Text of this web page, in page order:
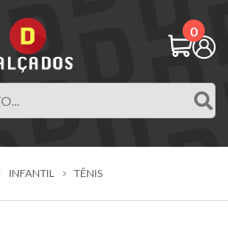
0
INFANTIL TÊNIS